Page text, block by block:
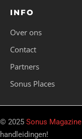
INFO
Over ons
Contact
Partners
Sonus Places
© 2025 Sonus Magazine
handleidingen!